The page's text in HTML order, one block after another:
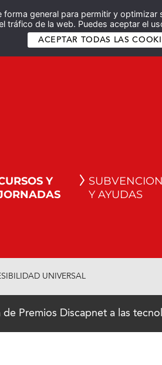
general para permitir y
tráfico de la web. Puedes aceptar el
ACEPTAR TODAS LAS
Y
Y AYUDAS
UNIVERSAL
de Premios Discapnet a las